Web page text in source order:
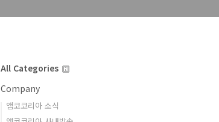
All Categories
Company
앰코코리아 소식